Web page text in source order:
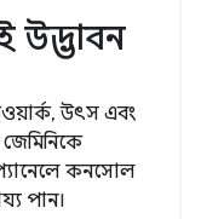
উৎস এবং
কনসোল
পান।